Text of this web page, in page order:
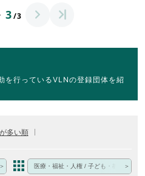
3/3
を行っているVLNの登録団体を紹
多い順
埼玉県 / 千葉県 / 一都三県以外・オンライン・その
医療・福祉・人権 / 子ども・教育 / 文